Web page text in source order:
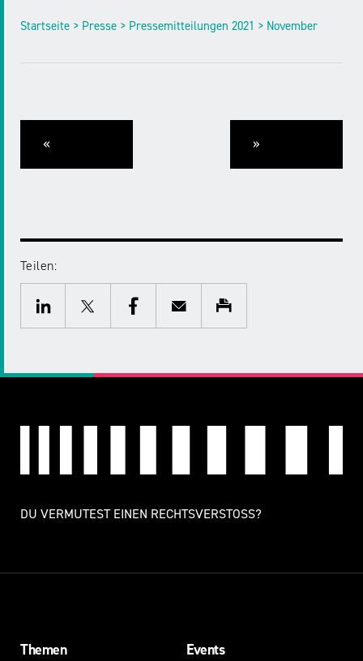
Startseite > Presse > Pressemitteilungen 2021 > November
« »
Teilen:
Twitter Facebook
DU VERMUTEST EINEN RECHTSVERSTOSS?
Themen Events